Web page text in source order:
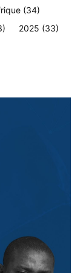
(34)
2025 (33)